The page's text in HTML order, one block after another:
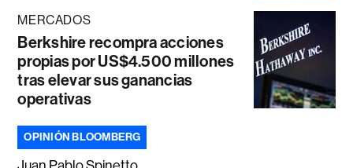
MERCADOS
Berkshire recompra acciones
propias por US$4.500 millones
tras elevar sus ganancias
operativas
OPINIÓN BLOOMBERG